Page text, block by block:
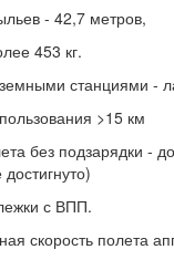
- 42,7 метров,
453 кг.
станциями -
>15 км
без подзарядки -
с ВПП.
скорость полета